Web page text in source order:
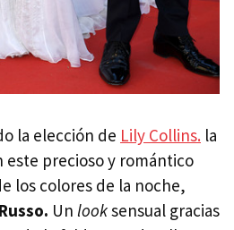
la elección de Lily Collins. la
este precioso y romántico
los colores de la noche,
Un looksensual gracias